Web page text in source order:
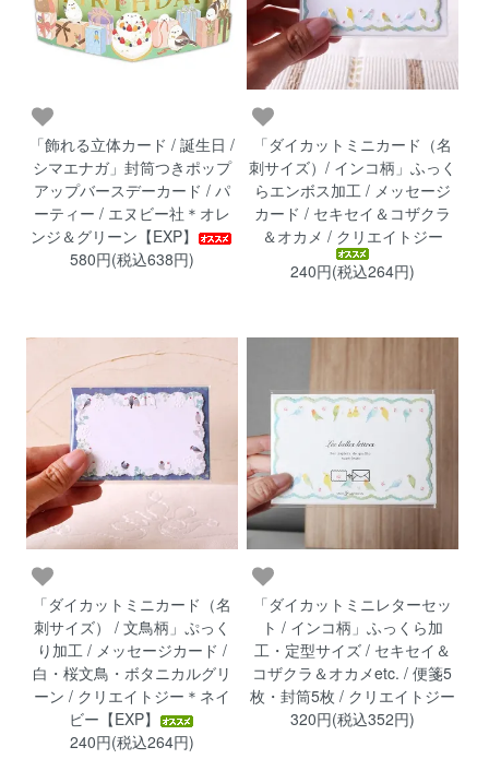
「飾れる立体カード / 誕生日 /
シマエナガ」封筒つきポップ
アップバースデーカード / パ
ーティー / エヌビー社＊オレ
ンジ＆グリーン【EXP】
580円(税込638円)
「ダイカットミニカード（名
刺サイズ）/ インコ柄」ふっく
らエンボス加工 / メッセージ
カード / セキセイ＆コザクラ
＆オカメ / クリエイトジー
240円(税込264円)
「ダイカットミニカード（名
刺サイズ） / 文鳥柄」ぷっく
り加工 / メッセージカード /
白・桜文鳥・ボタニカルグリ
ーン / クリエイトジー＊ネイ
ビー【EXP】
240円(税込264円)
「ダイカットミニレターセッ
ト / インコ柄」ふっくら加
工・定型サイズ / セキセイ＆
コザクラ＆オカメetc. / 便箋5
枚・封筒5枚 / クリエイトジー
320円(税込352円)